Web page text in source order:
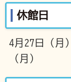
休館日
4月27日（月
（月）